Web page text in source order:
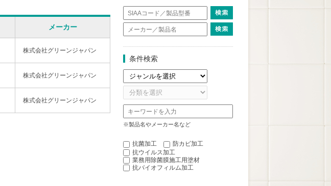
メーカー
株式会社グリーンジャパン
株式会社グリーンジャパン
株式会社グリーンジャパン
条件検索
※製品名やメーカー名など
抗菌加工
防カビ加工
抗ウイルス加工
業務用除菌膜施工用塗材
抗バイオフィルム加工